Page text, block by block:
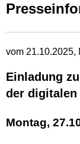
vom 21.10.2025,
Einladung
der digitalen
Montag,